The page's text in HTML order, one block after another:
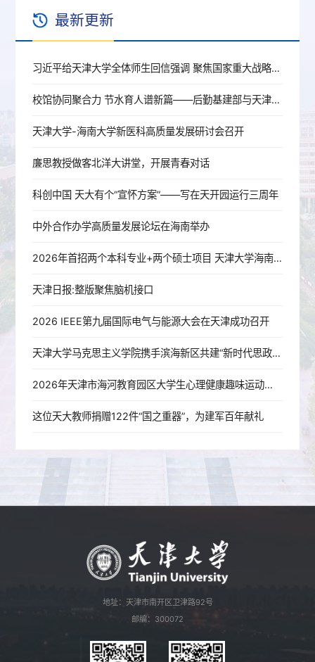
最新更新
习近平给天津大学全体师生回信强调 聚焦国家重大战略需求提高人才培养质量 更好服务经济社会发展
校馆协同聚合力 节水育人谱新篇——后勤基建部与天津节水科技馆育人共建签约授牌
天津大学-海南大学新医科高质量发展研讨会召开
廉思教授做客北洋大讲堂，开展青春对话
科创中国 天大有个“宣怀方案”——写在天开园运行三周年
中外合作办学高质量发展论坛在海南举办
2026年首招两个本科专业+两个硕士项目 天津大学海南国际校区亮相
天津日报:整版聚焦脑机接口
2026 IEEE第九届国际电气与能源大会在天津成功召开
天津大学马克思主义学院携手滨海新区共建“新时代思政实践教育共同体”
2026年天津市海河教育园区大学生心理健康趣味运动会暨天津大学第九届学生心理素质拓展运动会圆满举办
这位天大教师捐赠122件“国之重器”，为建军百年献礼
地址：天津市南开区卫津路92号
邮编：300072